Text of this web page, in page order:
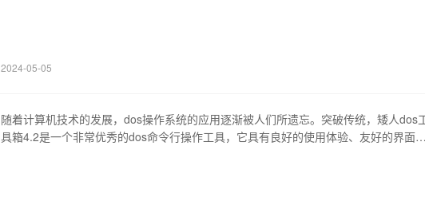
2024-05-05
随着计算机技术的发展，dos操作系统的应用逐渐被人们所遗忘。突破传统，矮人dos
具箱4.2是一个非常优秀的dos命令行操作工具，它具有良好的使用体验、友好的界面、